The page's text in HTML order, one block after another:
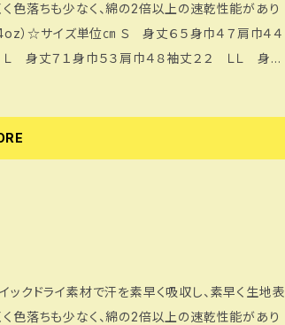
色落ちも少なく、綿の2倍以上の速乾性能があり
身丈６５身巾４７肩巾４４
身丈７１身巾５３肩巾４８袖丈２２ ＬＬ 身丈
クドライ素材で汗を素早く吸収し、素早く生地表
色落ちも少なく、綿の2倍以上の速乾性能があり